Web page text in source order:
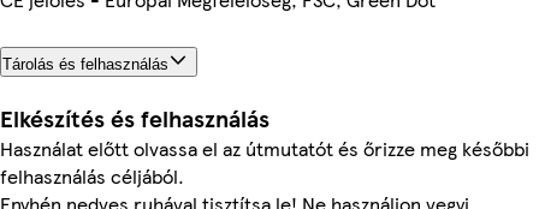
Tárolás és felhasználás
Elkészítés és felhasználás
Használat előtt olvassa el az útmutatót és őrizze meg későbbi
felhasználás céljából.
Enyhén nedves ruhával tisztítsa le! Ne használjon vegyi